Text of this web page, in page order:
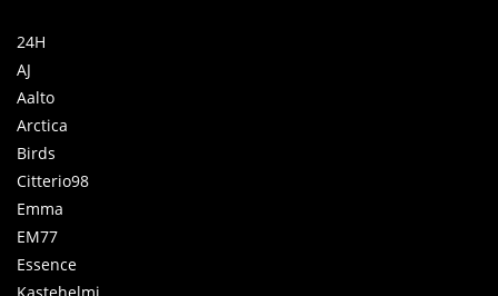
24H
AJ
Aalto
Arctica
Birds
Citterio98
Emma
EM77
Essence